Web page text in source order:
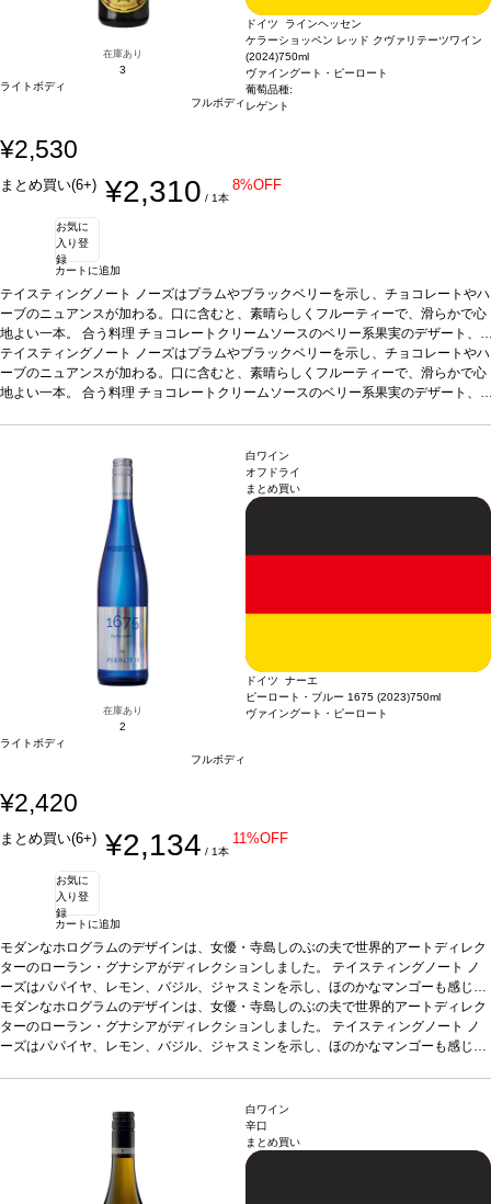
在庫あり
3
ライトボディ
フルボディ
ドイツ ラインヘッセン
ケラーショッペン レッド クヴァリテーツワイン
(2024)750ml
ヴァイングート・ピーロート
葡萄品種:
レゲント
¥2,530
まとめ買い(6+) ¥2,310 / 1本
8%OFF
お気に
入り登
録
カートに追加
テイスティングノート ノーズはプラムやブラックベリーを示し、チョコレートやハ
ーブのニュアンスが加わる。口に含むと、素晴らしくフルーティーで、滑らかで心
地よい一本。 合う料理 チョコレートクリームソースのベリー系果実のデザート、
チーズなどと好相性 葡萄品種レゲント*本ヴィンテージが在庫切れの場合、在庫が
あり価格が同様の場合は自動的に次のヴィンテージに変更されます、ご了承くださ
い。
テイスティングノート ノーズはプラムやブラックベリーを示し、チョコレートやハ
ーブのニュアンスが加わる。口に含むと、素晴らしくフルーティーで、滑らかで心
地よい一本。 合う料理 チョコレートクリームソースのベリー系果実のデザート、
在庫あり
2
ライトボディ
フルボディ
白ワイン
オフドライ
まとめ買い
ドイツ ナーエ
ピーロート・ブルー 1675 (2023)750ml
ヴァイングート・ピーロート
¥2,420
まとめ買い(6+) ¥2,134 / 1本
11%OFF
お気に
入り登
録
カートに追加
モダンなホログラムのデザインは、女優・寺島しのぶの夫で世界的アートディレク
ターのローラン・グナシアがディレクションしました。 テイスティングノート ノ
ーズはパパイヤ、レモン、バジル、ジャスミンを示し、ほのかなマンゴーも感じら
れる。素晴らしく芳醇でフレッシュな味わいは、フルーティーで心地よい。生き生
きとして美味しい。合う料理サラダ、シーフード、家きんなどと好相性*本ヴィン
テージが在庫切れの場合、在庫があり価格が同様の場合は自動的に次のヴィンテー
モダンなホログラムのデザインは、女優・寺島しのぶの夫で世界的アートディレク
ターのローラン・グナシアがディレクションしました。 テイスティングノート ノ
ーズはパパイヤ、レモン、バジル、ジャスミンを示し、ほのかなマンゴーも感じら
テージが在庫切れの場合、在庫があり価格が同様の場合は自動的に次のヴィンテー
ジに変更されます、ご了承ください。
白ワイン
辛口
まとめ買い